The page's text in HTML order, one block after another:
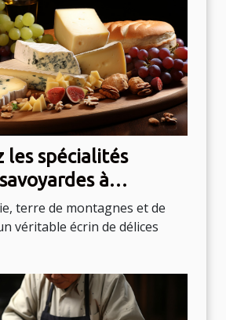
les spécialités
à
Annecy
terre de montagnes et de
véritable écrin de délices